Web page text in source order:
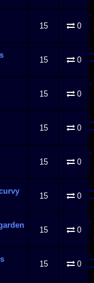
15 0
15 0
15 0
15 0
15 0
15 0
15 0
15 0